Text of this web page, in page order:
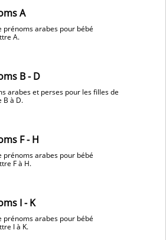
A
prénoms arabes pour bébé
A.
B - D
arabes et perses pour les filles de
B à D.
F - H
prénoms arabes pour bébé
F à H.
I - K
prénoms arabes pour bébé
I à K.